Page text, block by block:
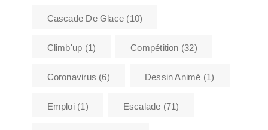
Cascade De Glace (10)
Climb'up (1) Compétition (32)
Coronavirus (6) Dessin Animé (1)
Emploi(1) Escalade (71)